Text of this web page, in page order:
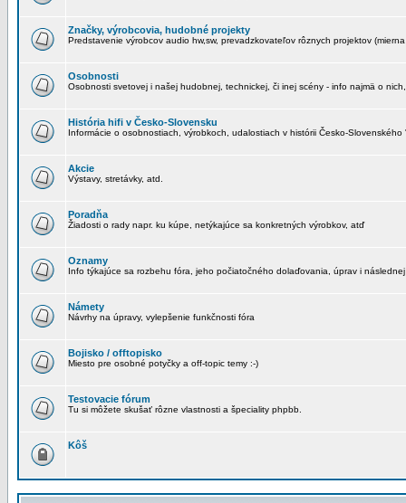
Značky, výrobcovia, hudobné projekty
Predstavenie výrobcov audio hw,sw, prevadzkovateľov rôznych projektov
Osobnosti
Osobnosti svetovej i našej hudobnej, technickej, či inej scény - info najmä o
História hifi v Česko-Slovensku
Informácie o osobnostiach, výrobkoch, udalostiach v histórii Česko-Slovenského
Akcie
Výstavy, stretávky, atd.
Poradňa
Žiadosti o rady napr. ku kúpe, netýkajúce sa konkretných výrobkov, atď
Oznamy
Info týkajúce sa rozbehu fóra, jeho počiatočného dolaďovania, úprav i
Námety
Návrhy na úpravy, vylepšenie funkčnosti fóra
Bojisko / offtopisko
Miesto pre osobné potyčky a off-topic temy :-)
Testovacie fórum
Tu si môžete skušať rôzne vlastnosti a špeciality phpbb.
Kôš